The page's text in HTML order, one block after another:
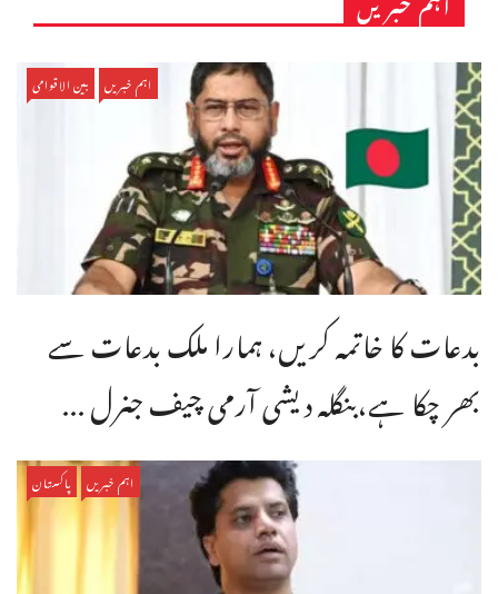
اہم خبریں بین الاقوامی
بدعات کا خاتمہ کریں، ہمارا ملک بدعات سے
بھر چکا ہے،بنگله دیشی آرمی چیف جنرل ...
اہم خبریں پاکستان